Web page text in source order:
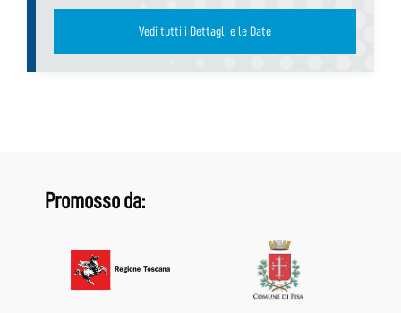
Vedi tutti i Dettagli e le Date
Promosso da: